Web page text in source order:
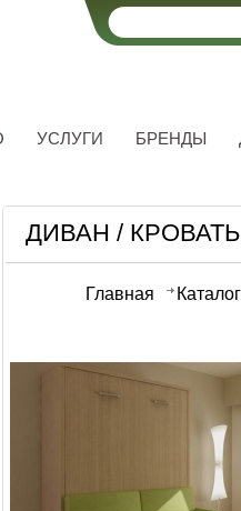
УСЛУГИ БРЕНДЫ
ДИВАН /
Главная